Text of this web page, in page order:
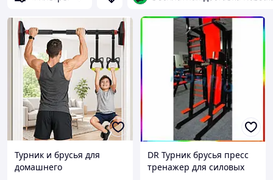
Турник и брусья для
домашнего
DR Турник брусья пресс
тренажер для силовых